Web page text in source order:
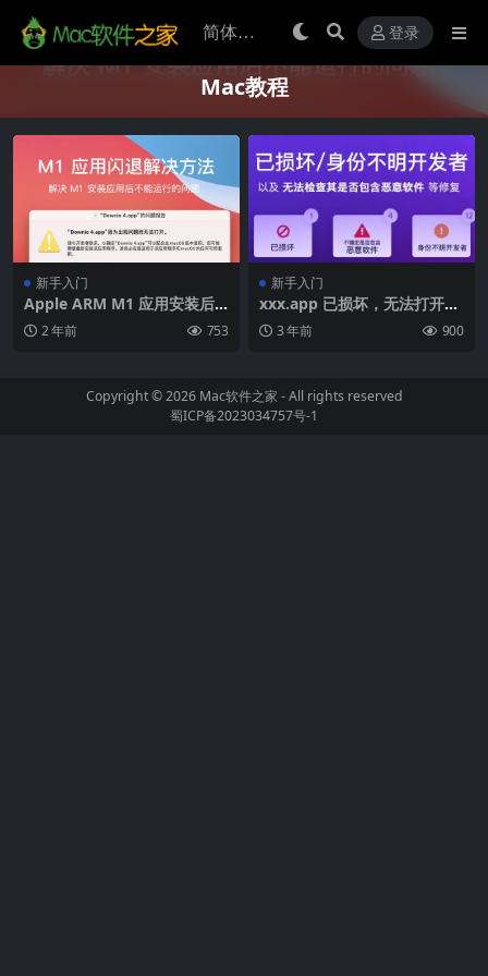
登录
Mac教程
新手入门
Apple ARM M1 应用安装后
运行闪退、无法激活怎么办？
2 年前 753
新手入门
xxx.app 已损坏，无法打开，
你应该将它移到废纸篓/打不开
xxx，因为它来自身份不明的
3 年前 900
Copyright © 2026 Mac软件之家 - All rights reserved
蜀ICP备2023034757号-1